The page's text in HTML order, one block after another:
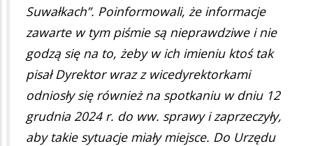
Suwałkach”. Poinformowali, że informacje
zawarte w tym piśmie są nieprawdziwe i nie
godzą się na to, żeby w ich imieniu ktoś tak
pisał Dyrektor wraz z wicedyrektorkami
odniosły się również na spotkaniu w dniu 12
grudnia 2024 r. do ww. sprawy i zaprzeczyły,
aby takie sytuacje miały miejsce. Do Urzędu